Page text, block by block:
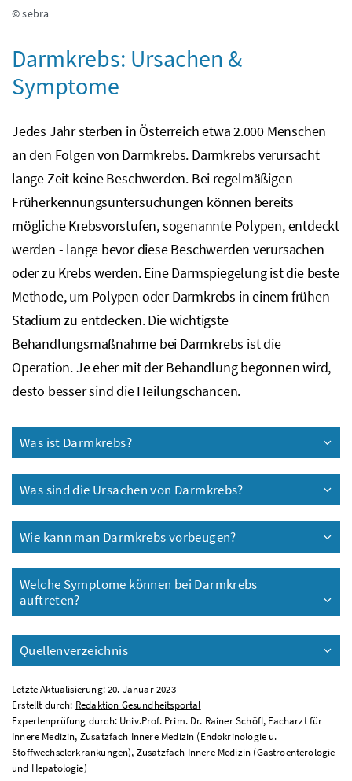
© sebra
Darmkrebs: Ursachen &
Symptome
Jedes Jahr sterben in Österreich etwa 2.000 Menschen
an den Folgen von Darmkrebs. Darmkrebs verursacht
lange Zeit keine Beschwerden. Bei regelmäßigen
Früherkennungsuntersuchungen können bereits
mögliche Krebsvorstufen, sogenannte Polypen, entdeckt
werden - lange bevor diese Beschwerden verursachen
oder zu Krebs werden. Eine Darmspiegelung ist die beste
Methode, um Polypen oder Darmkrebs in einem frühen
Stadium zu entdecken. Die wichtigste
Behandlungsmaßnahme bei Darmkrebs ist die
Operation. Je eher mit der Behandlung begonnen wird,
desto besser sind die Heilungschancen.
Was ist Darmkrebs?
Was sind die Ursachen von Darmkrebs?
Wie kann man Darmkrebs vorbeugen?
Welche Symptome können bei Darmkrebs
auftreten?
Quellenverzeichnis
Letzte Aktualisierung: 20. Januar 2023
Erstellt durch: Redaktion Gesundheitsportal
Expertenprüfung durch: Univ.Prof. Prim. Dr. Rainer Schöfl, Facharzt für
Innere Medizin, Zusatzfach Innere Medizin (Endokrinologie u.
Stoffwechselerkrankungen), Zusatzfach Innere Medizin (Gastroenterologie
und Hepatologie)